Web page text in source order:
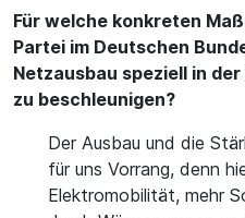
Für welche konkreten
Partei im Deutschen
Netzausbau speziell in
zu beschleunigen?
Der Ausbau und die
für uns Vorrang, denn
Elektromobilität, mehr